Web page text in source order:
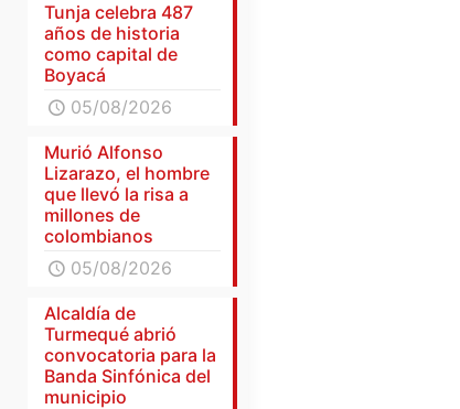
Tunja celebra 487
años de historia
como capital de
Boyacá
05/08/2026
Murió Alfonso
Lizarazo, el hombre
que llevó la risa a
millones de
colombianos
05/08/2026
Alcaldía de
Turmequé abrió
convocatoria para la
Banda Sinfónica del
municipio